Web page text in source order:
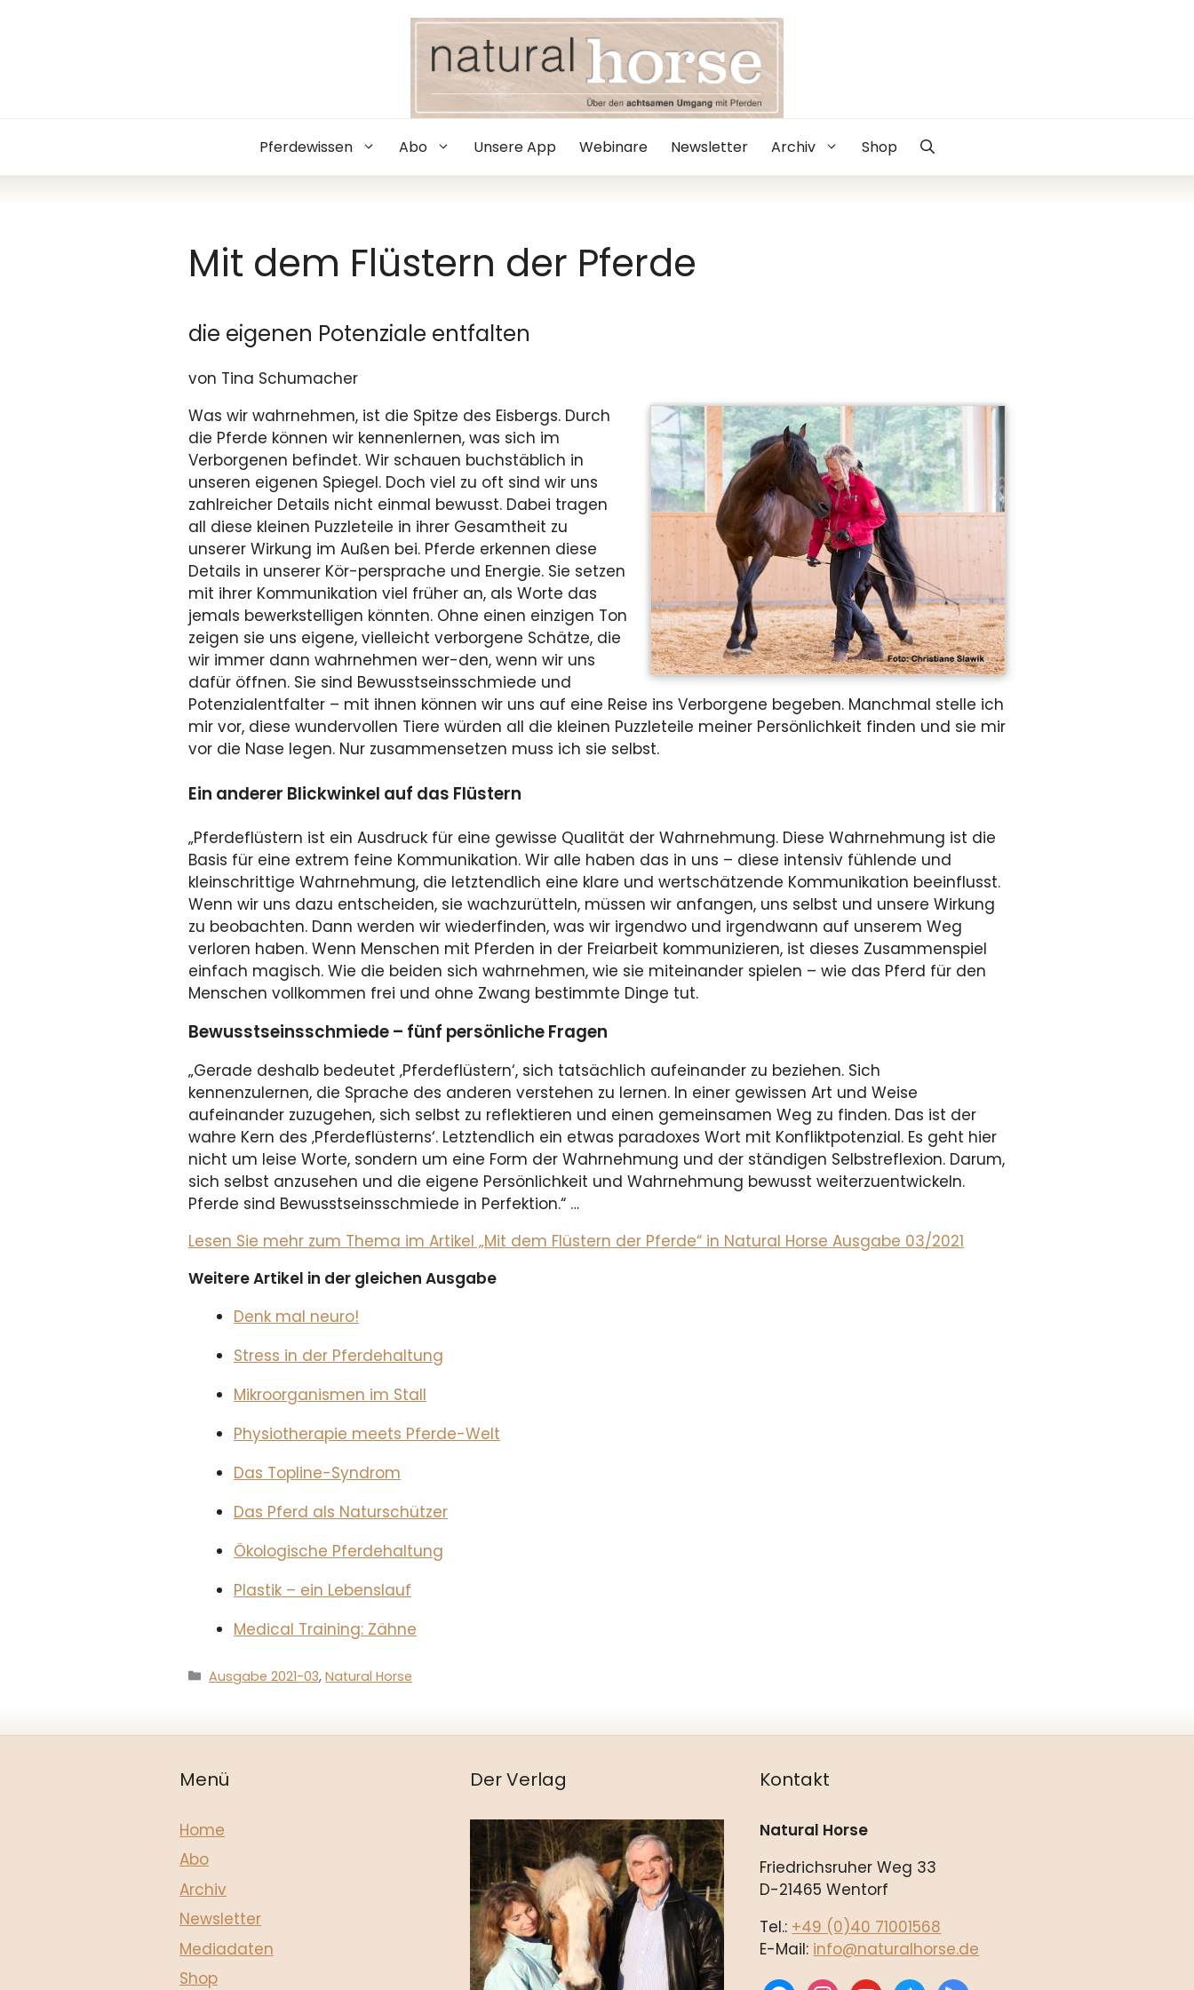
Pferdewissen Abo Unsere App Webinare Newsletter Archiv Shop
Mit dem Flüstern der Pferde
die eigenen Potenziale entfalten
von Tina Schumacher
Was wir wahrnehmen, ist die Spitze des Eisbergs. Durch
die Pferde können wir kennenlernen, was sich im
Verborgenen befindet. Wir schauen buchstäblich in
unseren eigenen Spiegel. Doch viel zu oft sind wir uns
zahlreicher Details nicht einmal bewusst. Dabei tragen
all diese kleinen Puzzleteile in ihrer Gesamtheit zu
unserer Wirkung im Außen bei. Pferde erkennen diese
Details in unserer Kör-persprache und Energie. Sie setzen
mit ihrer Kommunikation viel früher an, als Worte das
jemals bewerkstelligen könnten. Ohne einen einzigen Ton
zeigen sie uns eigene, vielleicht verborgene Schätze, die
wir immer dann wahrnehmen wer-den, wenn wir uns
dafür öffnen. Sie sind Bewusstseinsschmiede und
Potenzialentfalter – mit ihnen können wir uns auf eine Reise ins Verborgene begeben. Manchmal stelle ich
mir vor, diese wundervollen Tiere würden all die kleinen Puzzleteile meiner Persönlichkeit finden und sie mir
vor die Nase legen. Nur zusammensetzen muss ich sie selbst.
Ein anderer Blickwinkel auf das Flüstern
„Pferdeflüstern ist ein Ausdruck für eine gewisse Qualität der Wahrnehmung. Diese Wahrnehmung ist die
Basis für eine extrem feine Kommunikation. Wir alle haben das in uns – diese intensiv fühlende und
kleinschrittige Wahrnehmung, die letztendlich eine klare und wertschätzende Kommunikation beeinflusst.
Wenn wir uns dazu entscheiden, sie wachzurütteln, müssen wir anfangen, uns selbst und unsere Wirkung
zu beobachten. Dann werden wir wiederfinden, was wir irgendwo und irgendwann auf unserem Weg
verloren haben. Wenn Menschen mit Pferden in der Freiarbeit kommunizieren, ist dieses Zusammenspiel
einfach magisch. Wie die beiden sich wahrnehmen, wie sie miteinander spielen – wie das Pferd für den
Menschen vollkommen frei und ohne Zwang bestimmte Dinge tut.
Bewusstseinsschmiede – fünf persönliche Fragen
„Gerade deshalb bedeutet ‚Pferdeflüstern‘, sich tatsächlich aufeinander zu beziehen. Sich
kennenzulernen, die Sprache des anderen verstehen zu lernen. In einer gewissen Art und Weise
aufeinander zuzugehen, sich selbst zu reflektieren und einen gemeinsamen Weg zu finden. Das ist der
wahre Kern des ‚Pferdeflüsterns‘. Letztendlich ein etwas paradoxes Wort mit Konfliktpotenzial. Es geht hier
nicht um leise Worte, sondern um eine Form der Wahrnehmung und der ständigen Selbstreflexion. Darum,
sich selbst anzusehen und die eigene Persönlichkeit und Wahrnehmung bewusst weiterzuentwickeln.
Pferde sind Bewusstseinsschmiede in Perfektion.“ …
Lesen Sie mehr zum Thema im Artikel „Mit dem Flüstern der Pferde“ in Natural Horse Ausgabe 03/2021
Weitere Artikel in der gleichen Ausgabe
Denk mal neuro!
Stress in der Pferdehaltung
Mikroorganismen im Stall
Physiotherapie meets Pferde-Welt
Das Topline-Syndrom
Das Pferd als Naturschützer
Ökologische Pferdehaltung
Plastik – ein Lebenslauf
Medical Training: Zähne
Kategorien
Ausgabe 2021-03,Natural Horse
Menü
Home
Abo
Archiv
Newsletter
Mediadaten
Shop
Der Verlag Kontakt
Natural Horse
Friedrichsruher Weg 33
D-21465 Wentorf
Tel.: +49 (0)40 71001568
E-Mail: info@naturalhorse.de